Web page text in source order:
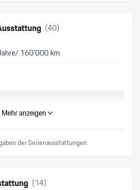
(40)
160'000 km
RDK
Mehr anzeigen
der Serienausstattungen.
(14)